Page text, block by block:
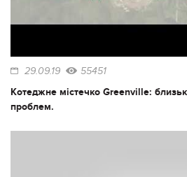
29.09.19 55451
Котеджне містечко Greenville:
проблем.